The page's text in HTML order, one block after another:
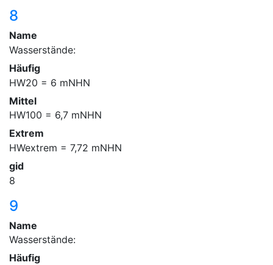
8
Name
Wasserstände:
Häufig
HW20 = 6 mNHN
Mittel
HW100 = 6,7 mNHN
Extrem
HWextrem = 7,72 mNHN
gid
8
9
Name
Wasserstände:
Häufig